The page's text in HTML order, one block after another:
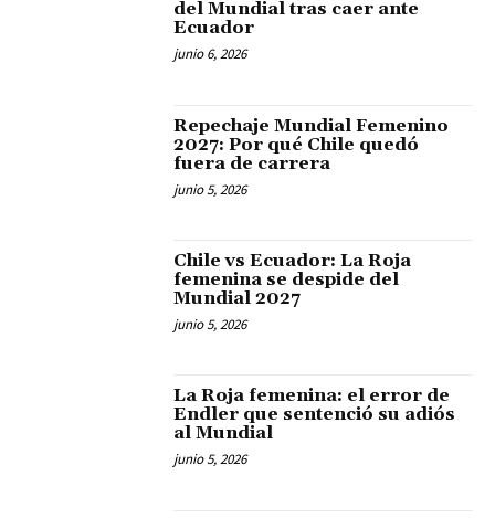
del Mundial tras caer ante
Ecuador
junio 6, 2026
Repechaje Mundial Femenino
2027: Por qué Chile quedó
fuera de carrera
junio 5, 2026
Chile vs Ecuador: La Roja
femenina se despide del
Mundial 2027
junio 5, 2026
La Roja femenina: el error de
Endler que sentenció su adiós
al Mundial
junio 5, 2026